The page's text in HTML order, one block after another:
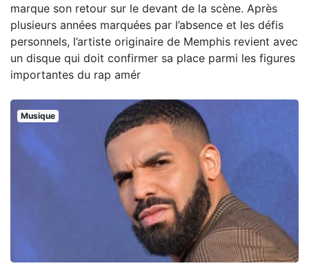
marque son retour sur le devant de la scène. Après
plusieurs années marquées par l’absence et les défis
personnels, l’artiste originaire de Memphis revient avec
un disque qui doit confirmer sa place parmi les figures
importantes du rap amér
Musique